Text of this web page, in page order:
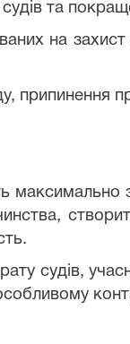
та
на
припинення
максимально
судів,